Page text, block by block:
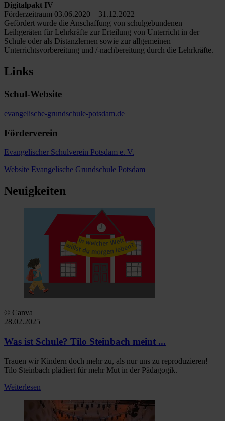
Digitalpakt IV
Förderzeitraum 03.06.2020 – 31.12.2022
Gefördert wurde die Anschaffung von schulgebundenen
Leihgeräten für Lehrkräfte zur Erteilung von Unterricht in der
Schule oder als Distanzlernen sowie zur allgemeinen
Unterrichtsvorbereitung und /-nachbereitung durch die Lehrkräfte.
Links
Schul-Website
evangelische-grundschule-potsdam.de
Förderverein
Evangelischer Schulverein Potsdam e. V.
Website Evangelische Grundschule Potsdam
Neuigkeiten
© Canva
28.02.2025
Was ist Schule? Tilo Steinbach meint ...
Trauen wir Kindern doch mehr zu, als nur uns zu reproduzieren!
Tilo Steinbach plädiert für mehr Mut in der Pädagogik.
Weiterlesen